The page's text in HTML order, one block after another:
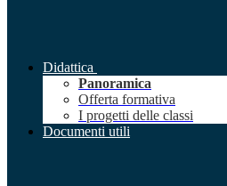
Didattica
Panoramica
Offerta formativa
I progetti delle classi
Documenti utili